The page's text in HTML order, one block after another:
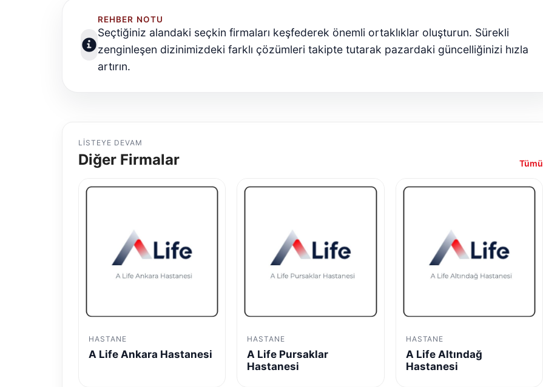
REHBER NOTU
Seçtiğiniz alandaki seçkin firmaları keşfederek önemli ortaklıklar oluşturun. Sürekli
zenginleşen dizinimizdeki farklı çözümleri takipte tutarak pazardaki güncelliğinizi hızla
artırın.
LISTEYE DEVAM
Diğer Firmalar Tümü
HASTANE
A Life Ankara Hastanesi
HASTANE
A Life Pursaklar
Hastanesi
HASTANE
A Life Altındağ
Hastanesi